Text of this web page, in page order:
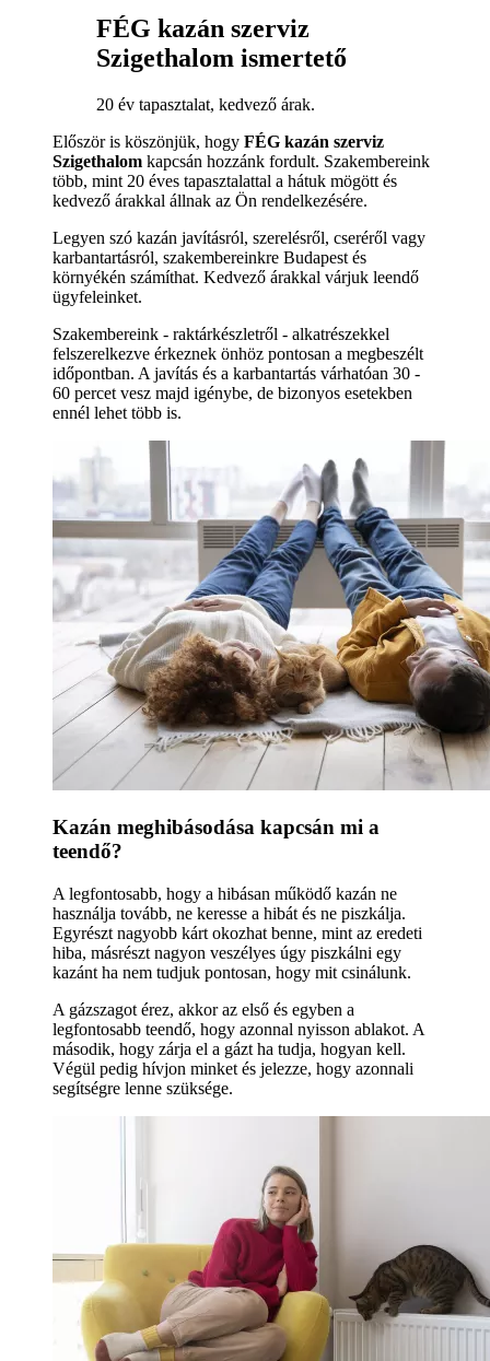
FÉG kazán szerviz
Szigethalom ismertető
20 év tapasztalat, kedvező árak.
Először is köszönjük, hogy FÉG kazán szerviz
Szigethalom kapcsán hozzánk fordult. Szakembereink
több, mint 20 éves tapasztalattal a hátuk mögött és
kedvező árakkal állnak az Ön rendelkezésére.
Legyen szó kazán javításról, szerelésről, cseréről vagy
karbantartásról, szakembereinkre Budapest és
környékén számíthat. Kedvező árakkal várjuk leendő
ügyfeleinket.
Szakembereink - raktárkészletről - alkatrészekkel
felszerelkezve érkeznek önhöz pontosan a megbeszélt
időpontban. A javítás és a karbantartás várhatóan 30 -
60 percet vesz majd igénybe, de bizonyos esetekben
ennél lehet több is.
Kazán meghibásodása kapcsán mi a
teendő?
A legfontosabb, hogy a hibásan működő kazán ne
használja tovább, ne keresse a hibát és ne piszkálja.
Egyrészt nagyobb kárt okozhat benne, mint az eredeti
hiba, másrészt nagyon veszélyes úgy piszkálni egy
kazánt ha nem tudjuk pontosan, hogy mit csinálunk.
A gázszagot érez, akkor az első és egyben a
legfontosabb teendő, hogy azonnal nyisson ablakot. A
második, hogy zárja el a gázt ha tudja, hogyan kell.
Végül pedig hívjon minket és jelezze, hogy azonnali
segítségre lenne szüksége.